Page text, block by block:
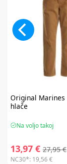
Original Marines
hlače
Na voljo takoj
13,97 € 27,95 €
NC30*: 19,56 €